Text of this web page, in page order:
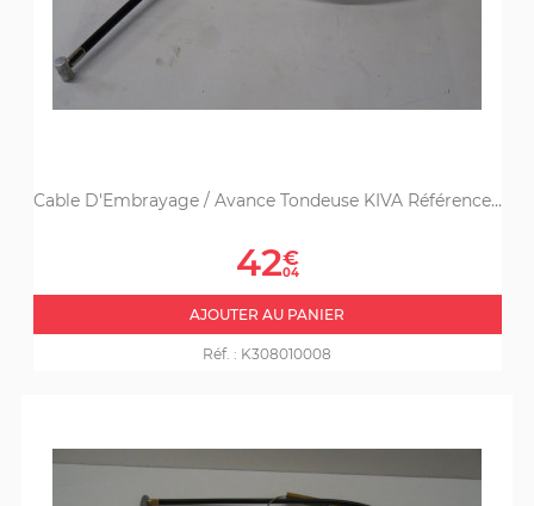
Cable D'Embrayage / Avance Tondeuse KIVA Référence...
Prix
42€
04
AJOUTER AU PANIER
Réf. : K308010008